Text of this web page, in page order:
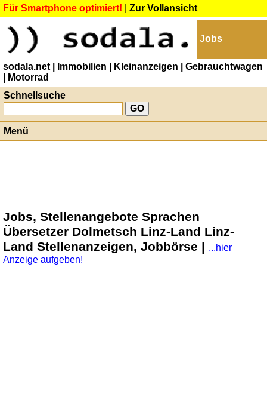
Für Smartphone optimiert! Zur Vollansicht
Jobs
sodala.net | Immobilien | Kleinanzeigen
| Gebrauchtwagen
| Motorrad
Schnellsuche
Menü
Jobs, Stellenangebote Sprachen
Übersetzer Dolmetsch Linz-Land Linz-
Land Stellenanzeigen, Jobbörse | ...hier
Anzeige aufgeben!